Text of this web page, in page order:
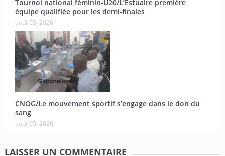
Tournoi national féminin-U20/L’Estuaire première
équipe qualifiée pour les demi-finales
août 05, 2026
CNOG/Le mouvement sportif s’engage dans le don du
sang
août 05, 2026
LAISSER UN COMMENTAIRE